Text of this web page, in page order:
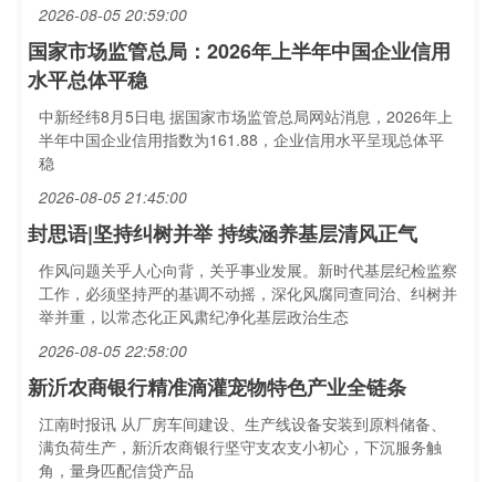
2026-08-05 20:59:00
国家市场监管总局：2026年上半年中国企业信用
水平总体平稳
中新经纬8月5日电 据国家市场监管总局网站消息，2026年上
半年中国企业信用指数为161.88，企业信用水平呈现总体平
稳
2026-08-05 21:45:00
封思语|坚持纠树并举 持续涵养基层清风正气
作风问题关乎人心向背，关乎事业发展。新时代基层纪检监察
工作，必须坚持严的基调不动摇，深化风腐同查同治、纠树并
举并重，以常态化正风肃纪净化基层政治生态
2026-08-05 22:58:00
新沂农商银行精准滴灌宠物特色产业全链条
江南时报讯 从厂房车间建设、生产线设备安装到原料储备、
满负荷生产，新沂农商银行坚守支农支小初心，下沉服务触
角，量身匹配信贷产品